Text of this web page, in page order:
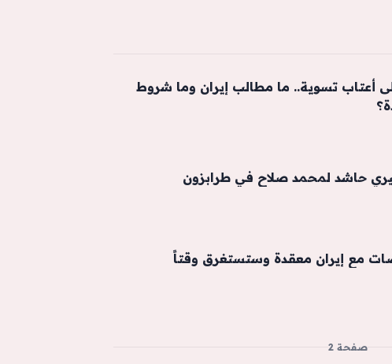
أعتاب تسوية.. ما مطالب إيران وما شروط
حاشد لمحمد صلاح في طرابزون
مع إيران معقدة وستستغرق وقتاً
صفحة 2